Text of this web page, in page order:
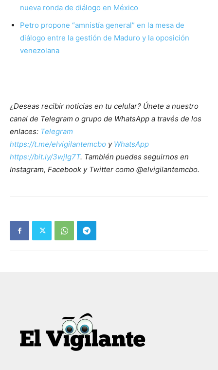
nueva ronda de diálogo en México
Petro propone “amnistía general” en la mesa de
diálogo entre la gestión de Maduro y la oposición
venezolana
¿Deseas recibir noticias en tu celular? Únete a nuestro
canal de Telegram o grupo de WhatsApp a través de los
enlaces: Telegram
https://t.me/elvigilantemcbo y WhatsApp
https://bit.ly/3wjIg7T. También puedes seguirnos en
Instagram, Facebook y Twitter como @elvigilantemcbo.